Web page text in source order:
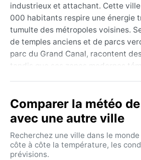
industrieux et attachant. Cette
000 habitants respire une énergie
tumulte des métropoles voisines.
de temples anciens et de parcs
parc du Grand Canal, racontent
tandis que ses zones modernes
s’étendent à perte de vue, offrant
paisible avec l’agitation urbaine.
Le climat de Langfang, classé Dwa,
estivale torride à un hiver sec et
souvent caniculaires, voient les
Comparer la météo
avec une autre ville
Recherchez une ville dans le
côte à côte la température, les
prévisions.